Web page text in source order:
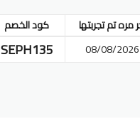
مره تم تجربتها
كود الخصم
08/08/2026
SEPH135